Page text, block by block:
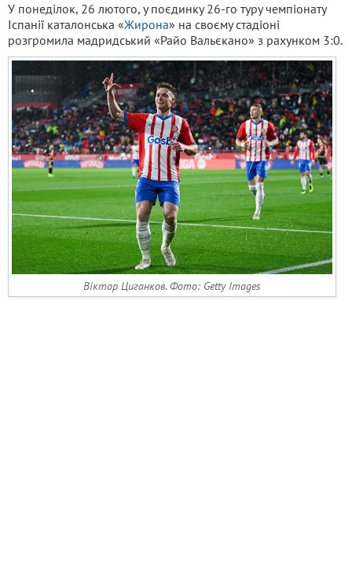
У понеділок, 26 лютого, у поєдинку 26-го туру чемпіонату
Іспанії каталонська «Жирона» на своєму стадіоні
розгромила мадридський «Райо Вальєкано» з рахунком 3:0.
Віктор Циганков. Фото: Getty Images